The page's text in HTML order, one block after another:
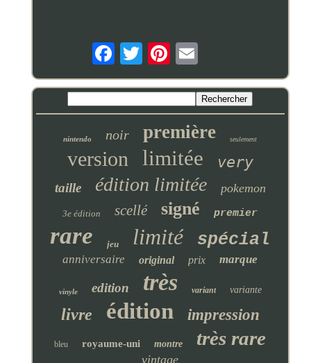
nintendo noir première seulement
version limitée very
taille édition limitée pokemon
3e édition scellé signé premier
rare jeu limité spécial
anniversaire original prix marque
vinyle edition très variant variante
livre édition impression
bleu royaume-uni montre très rare
vintage